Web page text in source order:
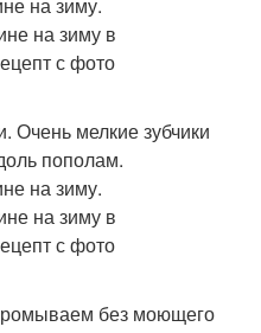
Очень мелкие зубчики
пополам.
без моющего